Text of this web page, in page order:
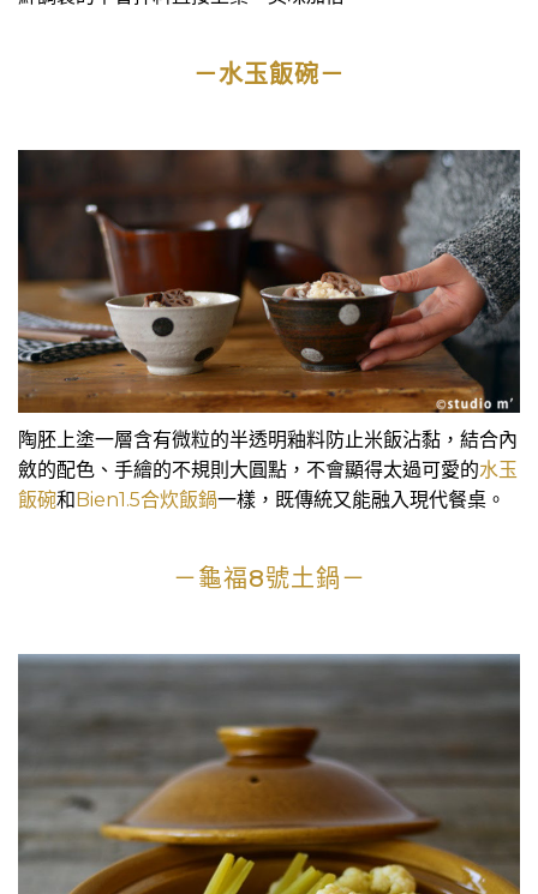
－水玉飯碗－
陶胚上塗一層含有微粒的半透明釉料防止米飯沾黏，結合內
斂的配色、手繪的不規則大圓點，不會顯得太過可愛的水玉
飯碗和Bien1.5合炊飯鍋一樣，既傳統又能融入現代餐桌。
－龜福8號土鍋－